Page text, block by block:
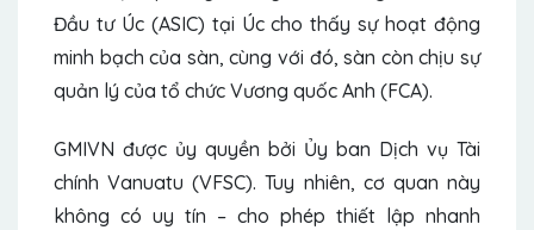
Đầu tư Úc (ASIC) tại Úc cho thấy sự hoạt động
minh bạch của sàn, cùng với đó, sàn còn chịu sự
quản lý của tổ chức Vương quốc Anh (FCA).
GMIVN được ủy quyền bởi Ủy ban Dịch vụ Tài
chính Vanuatu (VFSC). Tuy nhiên, cơ quan này
không có uy tín – cho phép thiết lập nhanh